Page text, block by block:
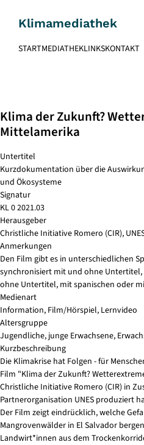
content
Klimamediathek
STARTMEDIATHEKLINKSKONTAKT
Klima der Zukunft?
Mittelamerika
Untertitel
Kurzdokumentation über die
und Ökosysteme
Signatur
KL 0 2021.03
Herausgeber
Christliche Initiative Romero (CIR),
Anmerkungen
Den Film gibt es in unterschiedlichen
synchronisiert mit und ohne
ohne Untertitel, mit spanischen oder
Medienart
Information, Film/Hörspiel, Lernvideo
Altersgruppe
Jugendliche, junge Erwachsene,
Kurzbeschreibung
Die Klimakrise hat Folgen - für
Film "Klima der Zukunft?
Christliche Initiative Romero (CIR) in
Partnerorganisation UNES produziert
Der Film zeigt eindrücklich, welche
Mangrovenwälder in El Salvador
Landwirt*innen aus dem